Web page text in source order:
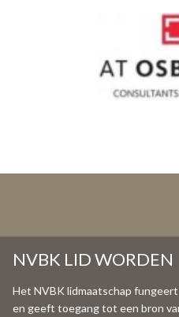
NVBK LID WORDEN
Het NVBK lidmaatschap
en geeft toegang tot een bron